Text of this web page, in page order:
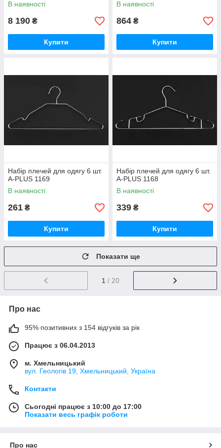
В наявності
8 190 ₴
Купити
В наявності
864 ₴
Купити
Набір плечей для одягу 6 шт.
A-PLUS 1169
В наявності
261 ₴
Купити
Набір плечей для одягу 6 шт.
A-PLUS 1168
В наявності
339 ₴
Купити
Показати ще
1 / 20
Про нас
95% позитивних з 154 відгуків за рік
Працює з 06.04.2013
м. Хмельницький
вул. Геологів 19, Хмельницький, Україна
Контакти
Сьогодні працює з 10:00 до 17:00
Показати весь графік роботи
Про нас